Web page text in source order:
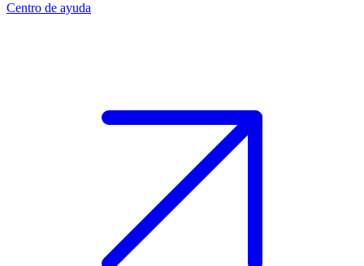
Centro de ayuda